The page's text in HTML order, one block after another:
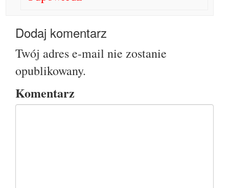
Dodaj komentarz
Twój adres e-mail nie zostanie
opublikowany.
Komentarz